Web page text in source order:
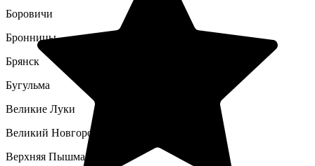
Боровичи
Бронницы
Брянск
Бугульма
Великие Луки
Великий Новгород
Верхняя Пышма